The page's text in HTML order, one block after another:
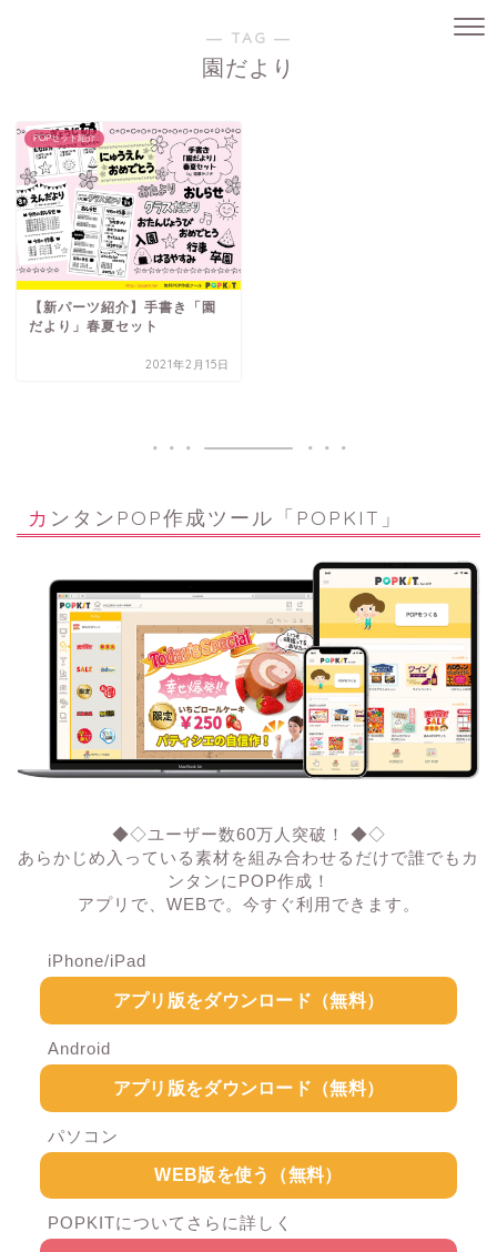
― TAG ―
園だより
POPセット紹介
【新パーツ紹介】手書き「園
だより」春夏セット
2021年2月15日
カンタンPOP作成ツール「POPKIT」
◆◇ユーザー数60万人突破！ ◆◇
あらかじめ入っている素材を組み合わせるだけで誰でもカ
ンタンにPOP作成！
アプリで、WEBで。今すぐ利用できます。
iPhone/iPad
アプリ版をダウンロード（無料）
Android
アプリ版をダウンロード（無料）
パソコン
WEB版を使う（無料）
POPKITについてさらに詳しく